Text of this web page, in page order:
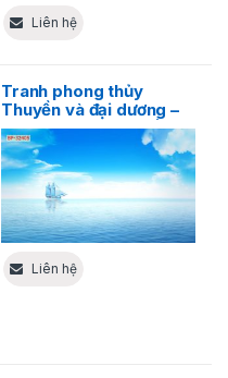
Liên hệ
Tranh phong thủy
Thuyền và đại dương –
Hòa mình vào sự bất tận
Liên hệ